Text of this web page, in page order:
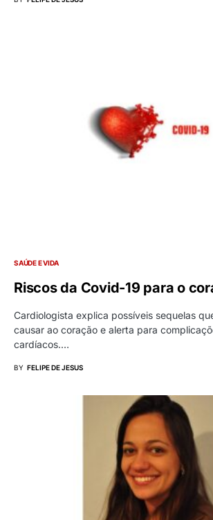
SAÚDE E VIDA
Riscos da Covid-19 para o
Cardiologista explica possíveis sequelas
causar ao coração e alerta para
cardíacos.…
BY FELIPE DE JESUS